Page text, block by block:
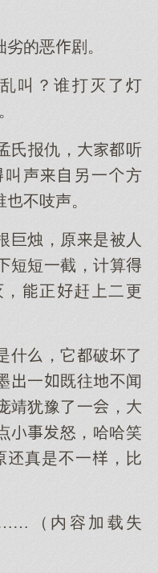
的恶剧。
叫？谁打灭了灯
氏报仇，听
声另一方
不吱声。
巨烛，原是被人
短短一截，计算
，正赶二更
什，它破坏了
墨一既往不闻
靖犹豫了一，
怒，哈哈笑
真是不一，比
（内容加载失